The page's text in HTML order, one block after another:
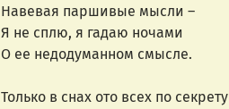
Навевая паршивые мысли –
Я не сплю, я гадаю ночами
О ее недодуманном смысле.
Только в снах ото всех по секрету